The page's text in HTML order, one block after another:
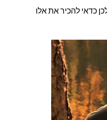
כדאי להכיר את אלו